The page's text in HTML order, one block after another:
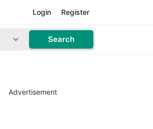
Register
Login
Search
Advertisement